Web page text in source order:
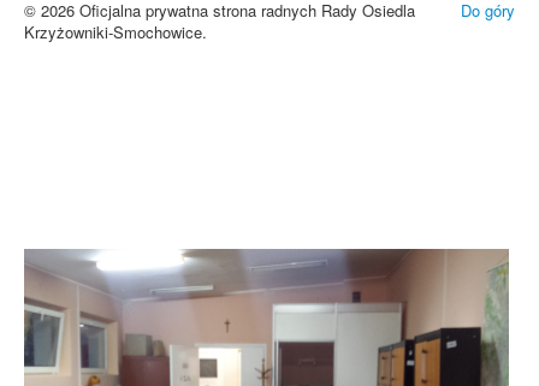
Do góry
© 2026 Oficjalna prywatna strona radnych Rady Osiedla
Krzyżowniki-Smochowice.